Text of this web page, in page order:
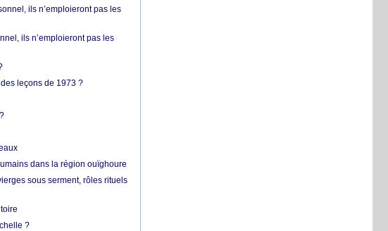
ils n’emploieront pas les
ils n’emploieront pas les
leçons de 1973 ?
dans la région ouïghoure
sous serment, rôles rituels
?